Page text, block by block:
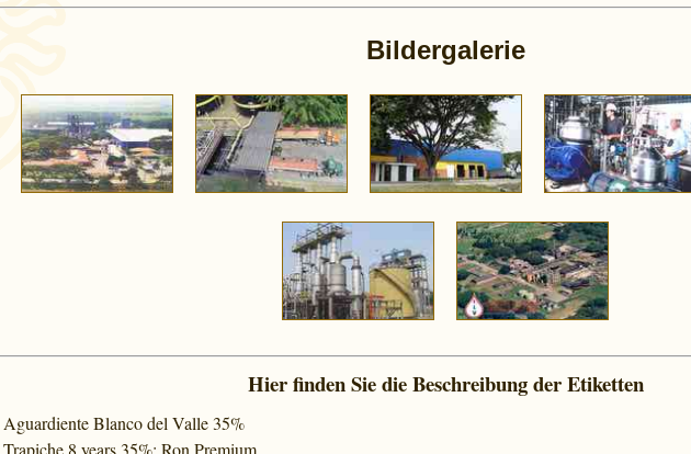
Bildergalerie
Hier finden Sie die Beschreibung der Etiketten
Aguardiente Blanco del Valle 35%
Trapiche 8 years 35%; Ron Premium